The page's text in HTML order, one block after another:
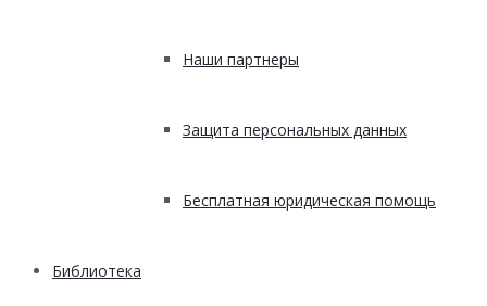
Наши партнеры
Защита персональных данных
Бесплатная юридическая помощь
Библиотека